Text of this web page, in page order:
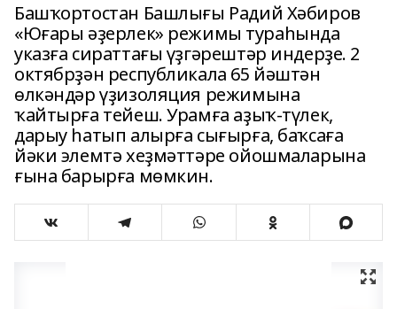
Башҡортостан Башлығы Радий Хәбиров
«Юғары әҙерлек» режимы тураһында
указға сираттағы үҙгәрештәр индерҙе. 2
октябрҙән республикала 65 йәштән
өлкәндәр үҙизоляция режимына
ҡайтырға тейеш. Урамға аҙыҡ-түлек,
дарыу һатып алырға сығырға, баҡсаға
йәки элемтә хеҙмәттәре ойошмаларына
ғына барырға мөмкин.